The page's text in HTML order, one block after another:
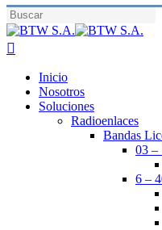
Skip
to
main
content
Close
Search
Inicio
Nosotros
Soluciones
Radioenlaces
Bandas
03 –
6 –